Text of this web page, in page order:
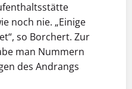
noch nie. „Einige
so Borchert. Zur
man Nummern
des Andrangs